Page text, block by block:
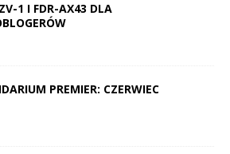
1 I FDR-AX43 DLA
PREMIER: CZERWIEC